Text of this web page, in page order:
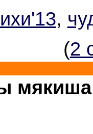
,
(2
мякиша